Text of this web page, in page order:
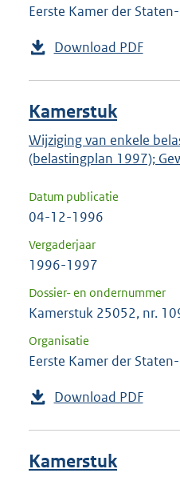
Eerste Kamer der
Download PDF
Kamerstuk
Wijziging van enkele
(belastingplan 1997);
Datum publicatie
04-12-1996
Vergaderjaar
1996-1997
Dossier- en ondernummer
Kamerstuk 25052, nr.
Organisatie
Eerste Kamer der
Download PDF
Kamerstuk